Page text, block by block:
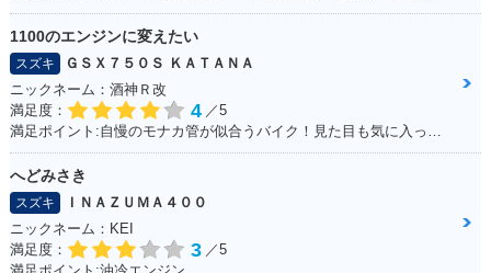
1100のエンジンに変えたい
スズキ
ＧＳＸ７５０Ｓ ＫＡＴＡＮＡ
ニックネーム：酒神Ｒ改
満足度：
4 ／5
へどみさき
スズキ
ＩＮＡＺＵＭＡ４００
ニックネーム：KEI
満足度：
3 ／5